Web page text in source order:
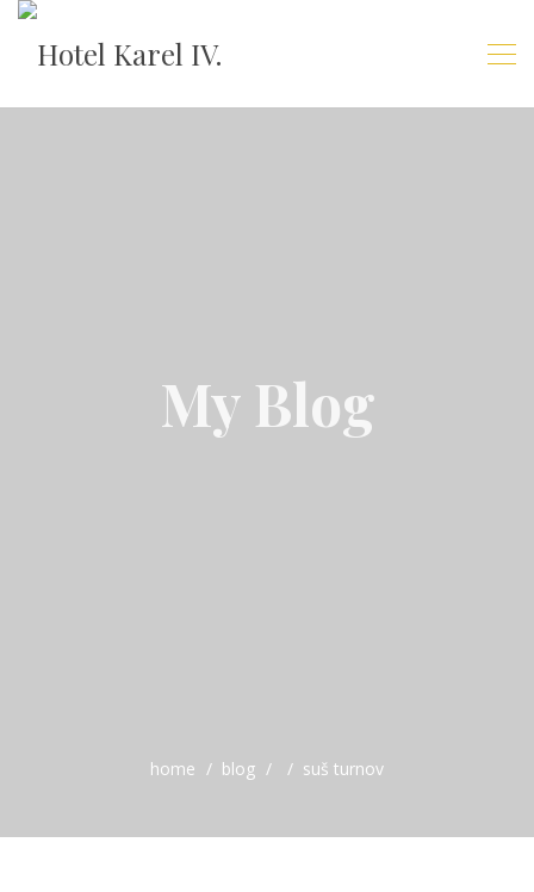
My Blog
home blog suš turnov